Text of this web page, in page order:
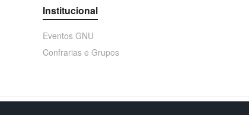
Institucional
Eventos GNU
Confrarias e Grupos